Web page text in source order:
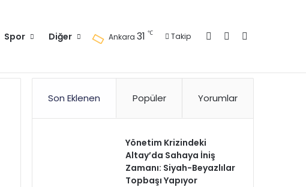
Spor Diğer Ankara 31 ℃ Takip Kayıt OlKenar Bölmesi
Kullanım Politikası
Son Eklenen Popüler Yorumlar
Yönetim Krizindeki
Altay’da Sahaya İniş
Zamanı: Siyah-Beyazlılar
Topbaşı Yapıyor